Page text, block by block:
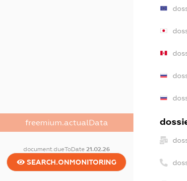
freemium.actualData
document.dueToDate 21.02.26
SEARCH.ONMONITORING